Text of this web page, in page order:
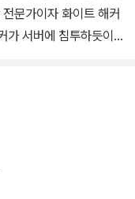
문가이자 화이트 해커
가 서버에 침투하듯이
손쉽게 풀 수 있다.
어떻게 부탁해야 할
각할까? 교묘하게 나
챌 수 있을까? 또 어떻